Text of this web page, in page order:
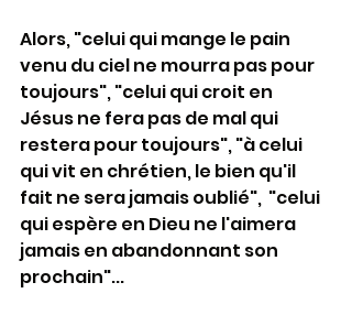
Alors, "celui qui mange le pain
venu du ciel ne mourra pas pour
toujours", "celui qui croit en
Jésus ne fera pas de mal qui
restera pour toujours", "à celui
qui vit en chrétien, le bien qu'il
fait ne sera jamais oublié",  "celui
qui espère en Dieu ne l'aimera
jamais en abandonnant son
prochain"...